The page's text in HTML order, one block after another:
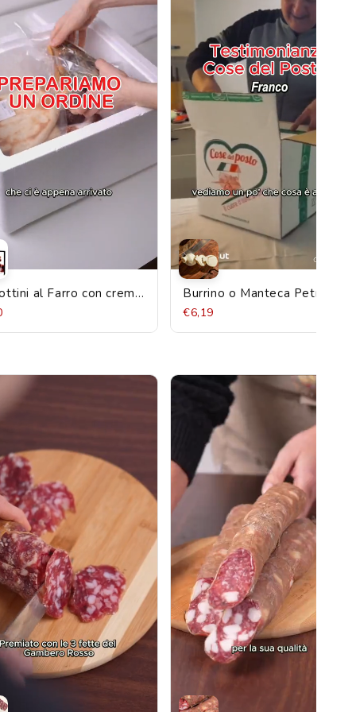
al Farro con crema
e Cacao in
Burrino o Manteca Petruzzi
300g
€6,19